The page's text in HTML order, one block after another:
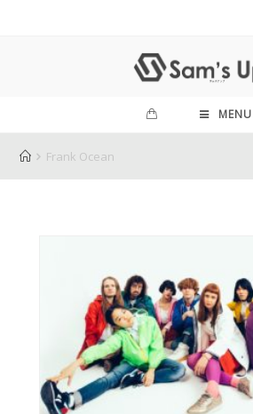
MENU
Frank Ocean